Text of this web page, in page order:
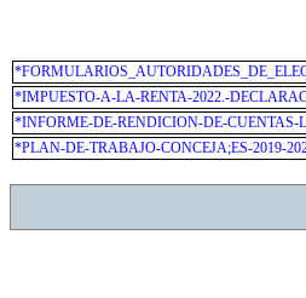
*IMPUESTO-A-LA-RENTA-2022.-
*INFORME-DE-RENDICION-DE-CUENTAS-
*PLAN-DE-TRABAJO-CONCEJA;ES-2019-